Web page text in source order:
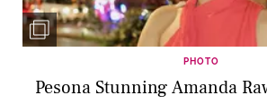
PHOTO
Pesona Stunning Amanda